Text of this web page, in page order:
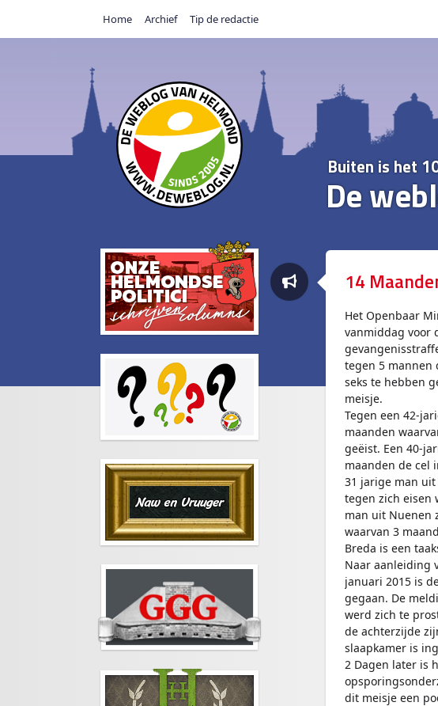
Home Archief Tip de redactie
Buiten is het
De
14
Het Openbaar
vanmiddag voor
tegen 5 mannen
seks te hebben
meisje.
Tegen een 42-
maanden
geëist. Een 40-
maanden de cel
31 jarige man
tegen zich eisen
man uit Nuenen
waarvan 3
Breda is een
Naar aanleiding
januari 2015 is
gegaan. De
werd zich te
de achterzijde
slaapkamer is
2 Dagen later is
dit meisje een